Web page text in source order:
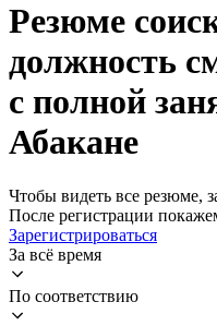
Резюме
должность
с полной
Абакане
Чтобы видеть все резюме,
После регистрации
Зарегистрироваться
За всё время
По соответствию